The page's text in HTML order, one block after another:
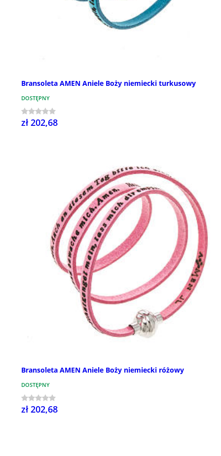
Bransoleta AMEN Aniele Boży niemiecki turkusowy
DOSTĘPNY
zł 202,68
Bransoleta AMEN Aniele Boży niemiecki różowy
DOSTĘPNY
zł 202,68